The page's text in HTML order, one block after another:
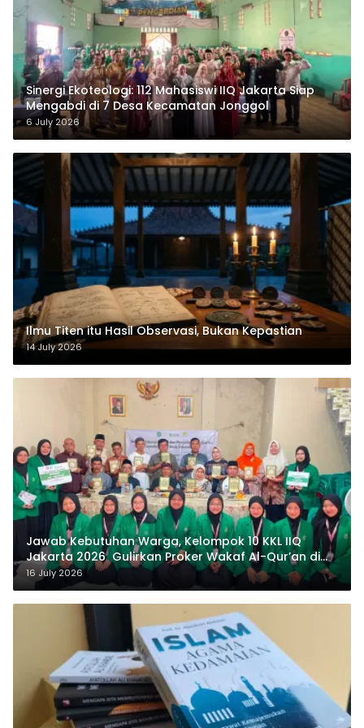
‎Sinergi Ekoteologi: 112 Mahasiswi IIQ Jakarta Siap
Mengabdi di 7 Desa Kecamatan Jonggol
6 July 2026
Ilmu Titen itu Hasil Observasi, Bukan Kepastian
14 July 2026
Jawab Kebutuhan Warga, Kelompok 10 KKL IIQ
Jakarta 2026 Gulirkan Proker Wakaf Al-Qur’an di
Sukamanah
16 July 2026